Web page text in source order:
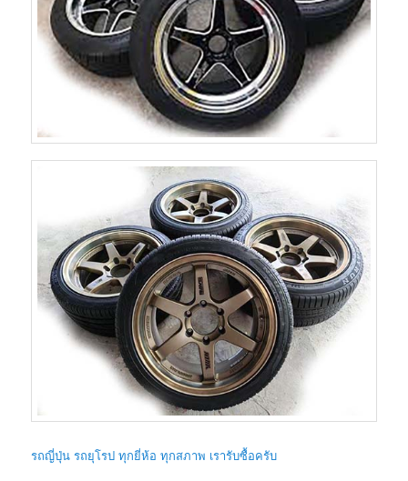
รถญี่ปุ่น รถยุโรป ทุกยี่ห้อ ทุกสภาพ เรารับซื้อครับ